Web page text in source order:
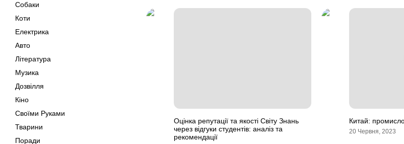
Собаки
Коти
Електрика
Авто
Література
Музика
Дозвілля
Кіно
Своїми Руками
Тварини
Поради
Оцінка репутації та якості Світу Знань
через відгуки студентів: аналіз та
рекомендації
Китай:
20 Червня, 2023